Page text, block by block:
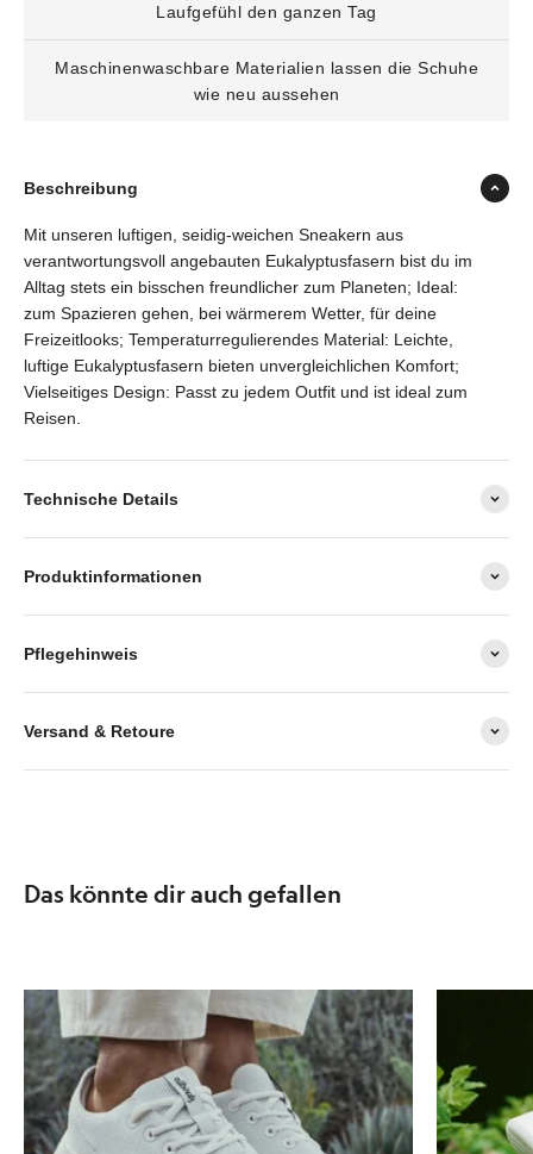
Laufgefühl den ganzen Tag
Maschinenwaschbare Materialien lassen die Schuhe
wie neu aussehen
Beschreibung
Mit unseren luftigen, seidig-weichen Sneakern aus
verantwortungsvoll angebauten Eukalyptusfasern bist du im
Alltag stets ein bisschen freundlicher zum Planeten; Ideal:
zum Spazieren gehen, bei wärmerem Wetter, für deine
Freizeitlooks; Temperaturregulierendes Material: Leichte,
luftige Eukalyptusfasern bieten unvergleichlichen Komfort;
Vielseitiges Design: Passt zu jedem Outfit und ist ideal zum
Reisen.
Technische Details
Produktinformationen
Pflegehinweis
Versand & Retoure
Das könnte dir auch gefallen